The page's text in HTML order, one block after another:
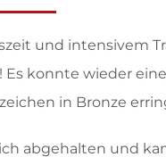
und intensivem
Es konnte wieder
in Bronze
abgehalten und